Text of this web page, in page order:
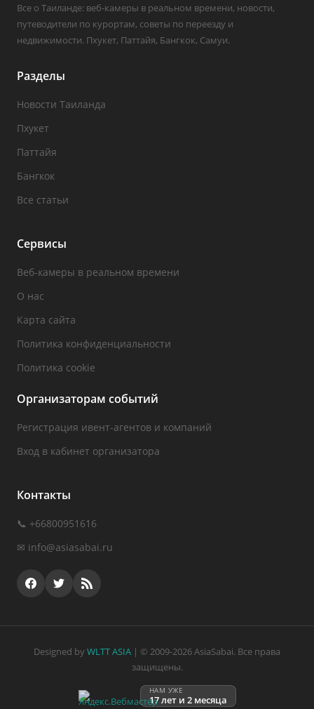
Все о Таиланде: веб-камеры в реальном времени, новости,
путеводители по курортам, советы по переезду и
недвижимости. Пхукет, Паттайя, Бангкок, Самуи.
Разделы
Новости Таиланда
Пхукет
Паттайя
Бангкок
Все статьи
Сервисы
Веб-камеры в реальном времени
О нас
Карта сайта
Политика конфиденциальности
Политика cookie
Организаторам событий
Регистрация ивент-агентов и компаний
Вход в кабинет организатора
Контакты
📞 +66800951616
✉ info@asiasabai.ru
Designed by WLTT ASIA | © 2009-2026 AsiaSabai. Все права
защищены.
НАМ УЖЕ
17 лет и 2 месяца